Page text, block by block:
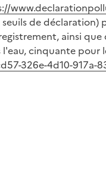
de
ainsi
cinquante pour
326e-4d10-917a-